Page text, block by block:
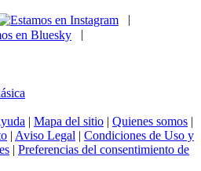
|
|
| Mapa del sitio | Quienes somos |
| Aviso Legal | Condiciones de Uso y
| Preferencias del consentimiento de